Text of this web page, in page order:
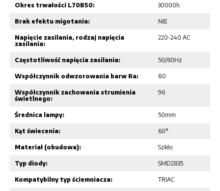
Okres trwałości L70B50: 30000h
Brak efektu migotania: NIE
Napięcie zasilania, rodzaj napięcia
zasilania:
220-240 AC
Częstotliwość napięcia zasilania: 50/60Hz
Współczynnik odwzorowania barw Ra: 80
Współczynnik zachowania strumienia
świetlnego:
96
Średnica lampy: 50mm
Kąt świecenia: 60°
Materiał (obudowa): Szkło
Typ diody: SMD2835
Kompatybilny typ ściemniacza: TRIAC